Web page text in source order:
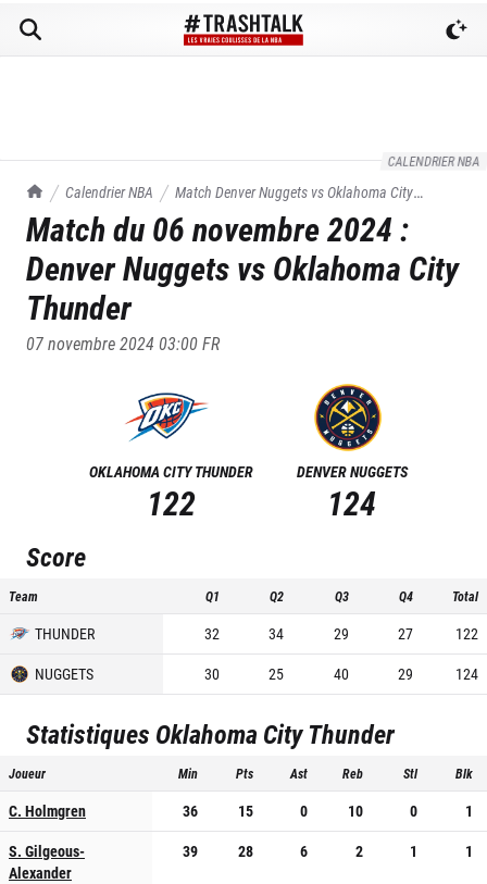
CALENDRIER NBA
TrashTalk Actu NBA
Calendrier NBA Match Denver Nuggets vsOklahoma City
Thunder du06/11/2024
Match du 06 novembre 2024 :
Denver Nuggets vs Oklahoma City
Thunder
07 novembre 2024 03:00FR
OKLAHOMA CITY THUNDER
122
DENVER NUGGETS
124
Score
Team Q1 Q2 Q3 Q4 Total
THUNDER 32 34 29 27
122
NUGGETS
30 25 40 29 124
Statistiques Oklahoma City Thunder
Joueur Min Pts Ast Reb Stl Blk
C. Holmgren 36 15 0 10 0
1
S. Gilgeous-
Alexander
39 28 6 2 1 1